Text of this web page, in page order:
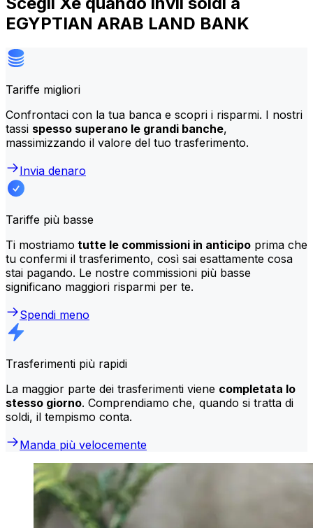
EGYPTIAN ARAB LAND BANK
Tariffe migliori
Confrontaci con la tua banca e scopri i risparmi. I nostri
tassi spesso superano le grandi banche,
massimizzando il valore del tuo trasferimento.
Invia denaro
Tariffe più basse
Ti mostriamo tutte le commissioni in anticipo prima che
tu confermi il trasferimento, così sai esattamente cosa
stai pagando. Le nostre commissioni più basse
significano maggiori risparmi per te.
Spendi meno
Trasferimenti più rapidi
La maggior parte dei trasferimenti viene completata lo
stesso giorno. Comprendiamo che, quando si tratta di
soldi, il tempismo conta.
Manda più velocemente